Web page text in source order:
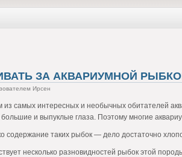
ЗА АКВАРИУМНОЙ
Ирсен
из самых интересных и необычных обитателей
и выпуклые глаза. Поэтому многие
содержание таких рыбок — дело достаточно
несколько разновидностей рыбок этой